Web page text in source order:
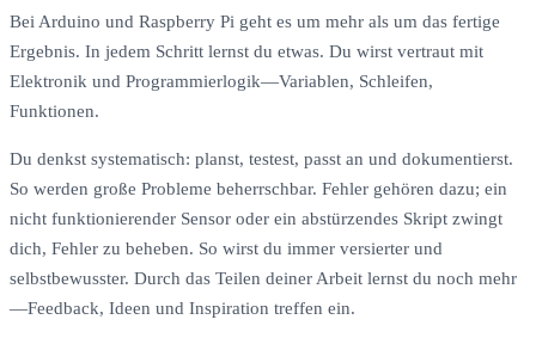
Bei Arduino und Raspberry Pi geht es um mehr als um das fertige
Ergebnis. In jedem Schritt lernst du etwas. Du wirst vertraut mit
Elektronik und Programmierlogik—Variablen, Schleifen,
Funktionen.
Du denkst systematisch: planst, testest, passt an und dokumentierst.
So werden große Probleme beherrschbar. Fehler gehören dazu; ein
nicht funktionierender Sensor oder ein abstürzendes Skript zwingt
dich, Fehler zu beheben. So wirst du immer versierter und
selbstbewusster. Durch das Teilen deiner Arbeit lernst du noch mehr
—Feedback, Ideen und Inspiration treffen ein.